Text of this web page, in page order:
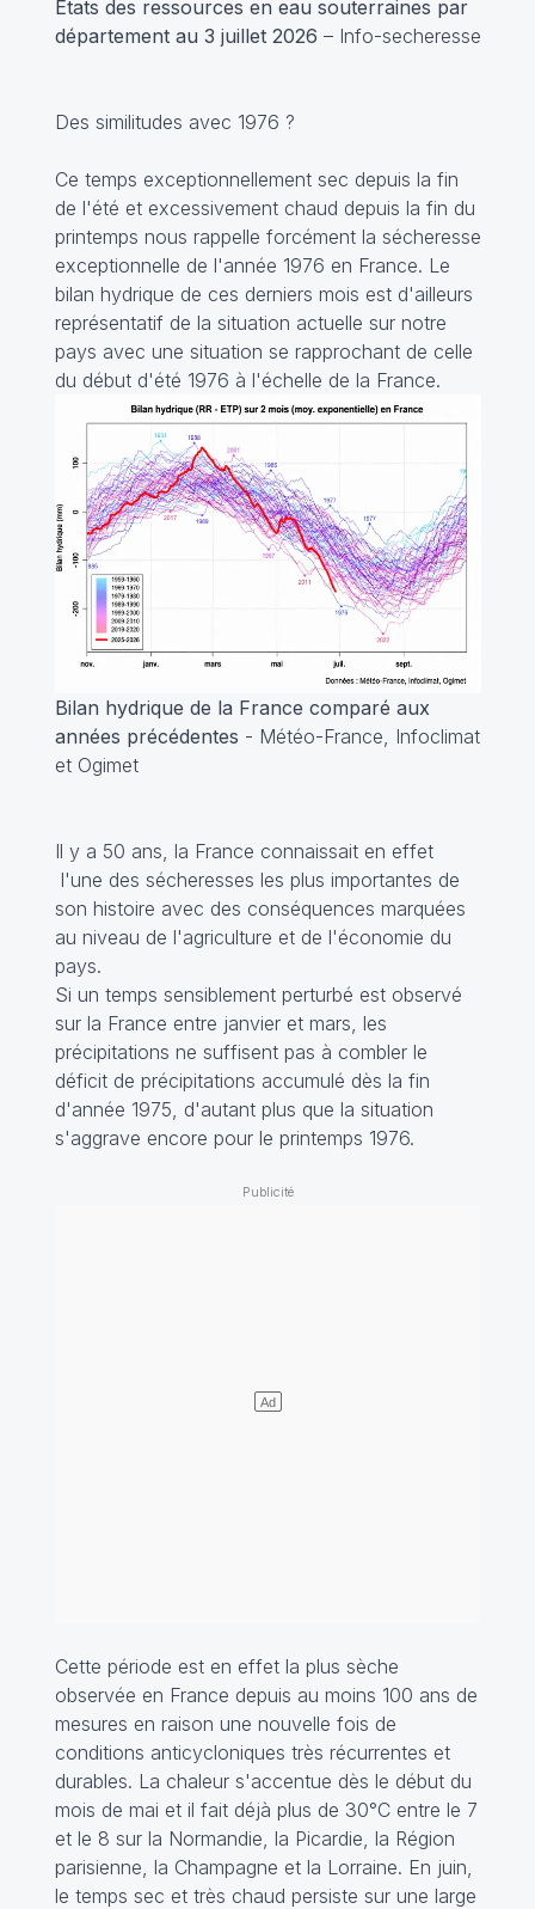
États des ressources en eau souterraines par
département au 3 juillet 2026 – Info-secheresse
Des similitudes avec 1976 ?
Ce temps exceptionnellement sec depuis la fin
de l'été et excessivement chaud depuis la fin du
printemps nous rappelle forcément la sécheresse
exceptionnelle de l'année 1976 en France. Le
bilan hydrique de ces derniers mois est d'ailleurs
représentatif de la situation actuelle sur notre
pays avec une situation se rapprochant de celle
du début d'été 1976 à l'échelle de la France.
Bilan hydrique de la France comparé aux
années précédentes - Météo-France, Infoclimat
et Ogimet
Il y a 50 ans, la France connaissait en effet
l'une des sécheresses les plus importantes de
son histoire avec des conséquences marquées
au niveau de l'agriculture et de l'économie du
pays.
Si un temps sensiblement perturbé est observé
sur la France entre janvier et mars, les
précipitations ne suffisent pas à combler le
déficit de précipitations accumulé dès la fin
d'année 1975, d'autant plus que la situation
s'aggrave encore pour le printemps 1976.
Cette période est en effet la plus sèche
observée en France depuis au moins 100 ans de
mesures en raison une nouvelle fois de
conditions anticycloniques très récurrentes et
durables. La chaleur s'accentue dès le début du
mois de mai et il fait déjà plus de 30°C entre le 7
et le 8 sur la Normandie, la Picardie, la Région
parisienne, la Champagne et la Lorraine. En juin,
le temps sec et très chaud persiste sur une large